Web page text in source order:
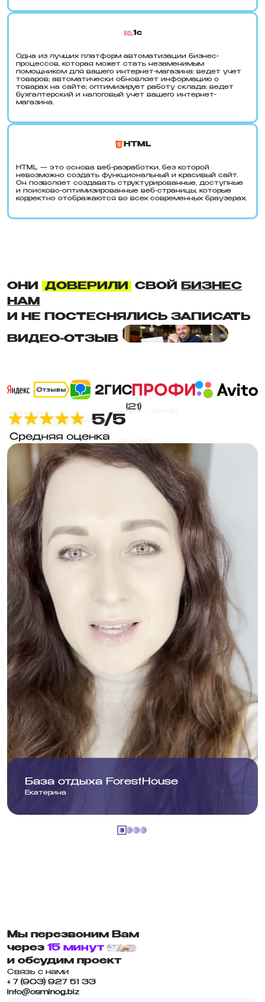
1c
Одна из лучших платформ автоматизации бизнес-
процессов, которая может стать незаменимым
помощником для вашего интернет-магазина: ведет учет
товаров; автоматически обновляет информацию о
товарах на сайте; оптимизирует работу склада; ведет
бухгалтерский и налоговый учет вашего интернет-
магазина.
HTML
HTML — это основа веб-разработки, без которой
невозможно создать функциональный и красивый сайт.
Он позволяет создавать структурированные, доступные
и поисково-оптимизированные веб-страницы, которые
корректно отображаются во всех современных браузерах.
ОНИ ДОВЕРИЛИ СВОЙ
БИЗНЕС
НАМ
И НЕ ПОСТЕСНЯЛИСЬ ЗАПИСАТЬ
ВИДЕО-ОТЗЫВ
База отдыха ForestHouse
Екатерина
Мы перезвоним Вам
через 15 минут
и обсудим проект
Связь с нами
+ 7 (903) 927 51 33
info@osminog.biz